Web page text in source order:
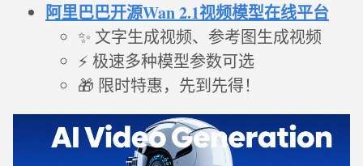
阿里巴巴开源Wan 2.1视频模型在线平台
✨ 文字生成视频、参考图生成视频
⚡ 极速多种模型参数可选
🎁 限时特惠，先到先得！